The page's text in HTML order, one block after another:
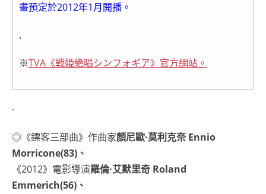
畫預定於2012年1月開播。
.
※TVA《戦姫絶唱シンフォギア》官方網站。
.
◎《鏢客三部曲》作曲家顏尼歐·莫利克奈 Ennio
Morricone(83)、
《2012》電影導演羅倫·艾默里奇 Roland
Emmerich(56)、